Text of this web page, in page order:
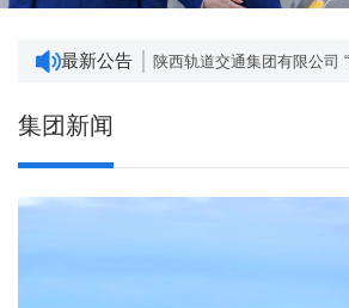
最新公告
深入贯彻中央八项规定精神
深入贯彻中央八项规定精
集团新闻